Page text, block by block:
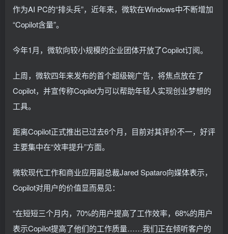
作为AI PC的“排头兵”，近年来，微软在Windows中不断增加
“Copilot含量”。
今年1月，微软向较小规模的企业团体开放了Copilot订阅。
上周，微软四年来发布的首个超级碗广告，将焦点放在了
Copilot，并宣传称Copilot为可以帮助年轻人实现创业梦想的
工具。
距离Copilot正式推出已过去6个月，目前对其评价不一，好评
主要集中在“效率提升”方面。
微软现代工作和商业应用副总裁Jared Spataro向媒体表示，
Copilot对用户的价值显而易见：
“在短短三个月内，70%的用户提高了工作效率，68%的用户
表示Copilot提高了他们的工作质量……我们正在倾听客户的